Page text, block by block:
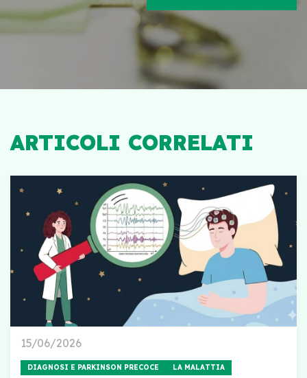
ARTICOLI CORRELATI
15/06/2026
DIAGNOSI E PARKINSON PRECOCE LA MALATTIA